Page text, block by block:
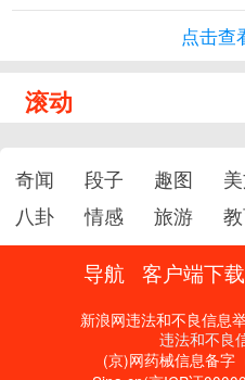
点击查
滚动
奇闻 段子 趣图
八卦
情感 旅游
导航 客户端下载
新浪网违法和不良信息
违法和不良
(京)网药械信息备字